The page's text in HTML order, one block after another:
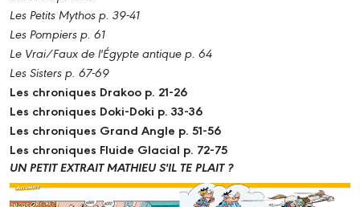
Les Petits Mythos p. 39-41
Les Pompiers p. 61
Le Vrai/Faux de l'Égypte antique p. 64
Les Sisters p. 67-69
Les chroniques Drakoo p. 21-26
Les chroniques Doki-Doki p. 33-36
Les chroniques Grand Angle p. 51-56
Les chroniques Fluide Glacial p. 72-75
UN PETIT EXTRAIT MATHIEU S'IL TE PLAIT ?